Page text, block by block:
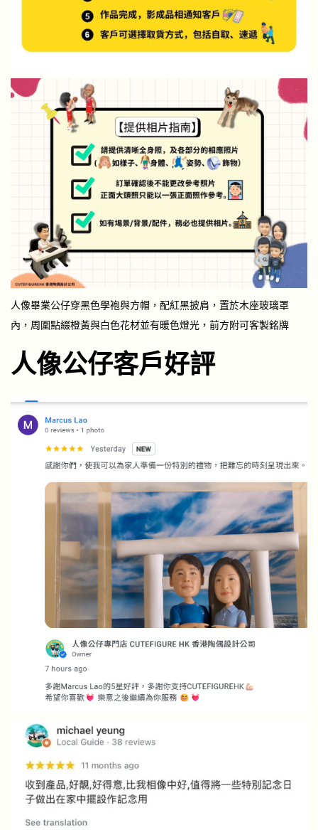
人像畢業公仔穿黑色學袍與方帽，配紅黑披肩，置於木座玻璃罩
內，周圍點綴橙黃與白色花材並有暖色燈光，前方附可客製銘牌
人像公仔客戶好評